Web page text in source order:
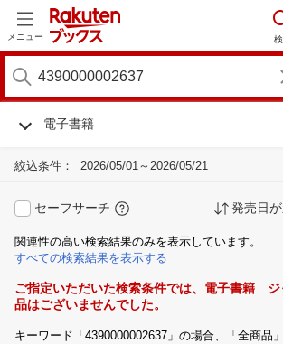
メニュー
電子書籍
絞込条件： 2026/05/01～2026/05/21
セーフサーチ 発売日
関連性の高い検索結果のみを表示しています。
すべての検索結果を表示する
ご指定いただいた検索条件では、電子書籍 ジ
品はございませんでした。
キーワード「4390000002637」の場合、「全商品